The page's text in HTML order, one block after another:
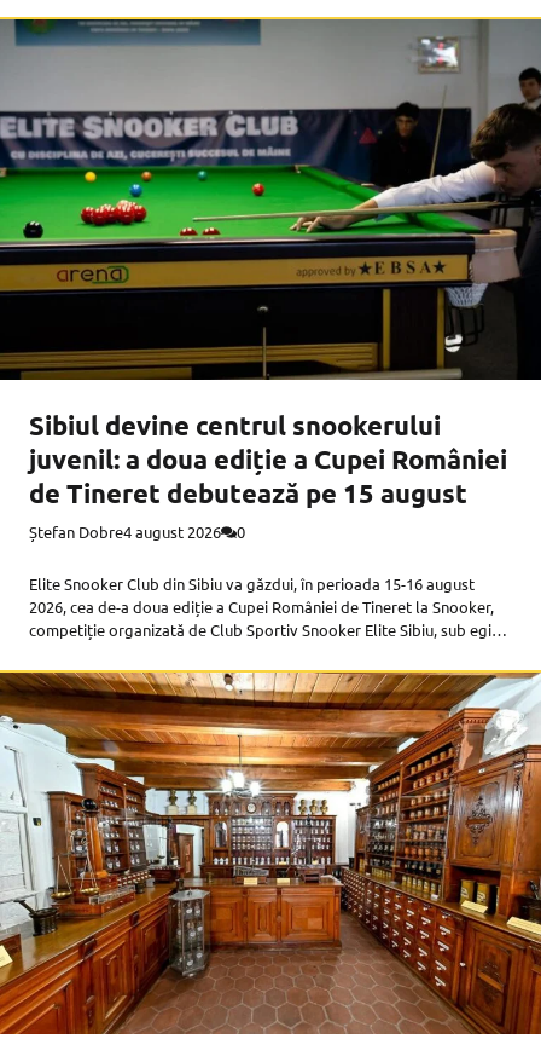
Sibiul devine centrul snookerului
juvenil: a doua ediție a Cupei României
de Tineret debutează pe 15 august
Ștefan Dobre4 august 2026 0
Elite Snooker Club din Sibiu va găzdui, în perioada 15-16 august
2026, cea de-a doua ediție a Cupei României de Tineret la Snooker,
competiție organizată de Club Sportiv Snooker Elite Sibiu, sub egida